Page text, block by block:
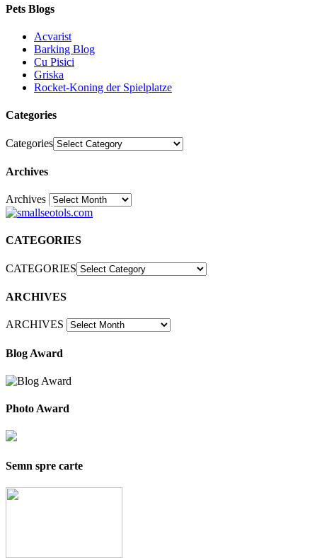
Pets Blogs
Acvarist
Barking Blog
Cu Pisici
Griska
Rocket-Koning der Spielplatze
Categories
Categories
Archives
Archives30
CATEGORIES
CATEGORIES
ARCHIVES
ARCHIVES
Blog Award
Photo Award
Semn spre carte